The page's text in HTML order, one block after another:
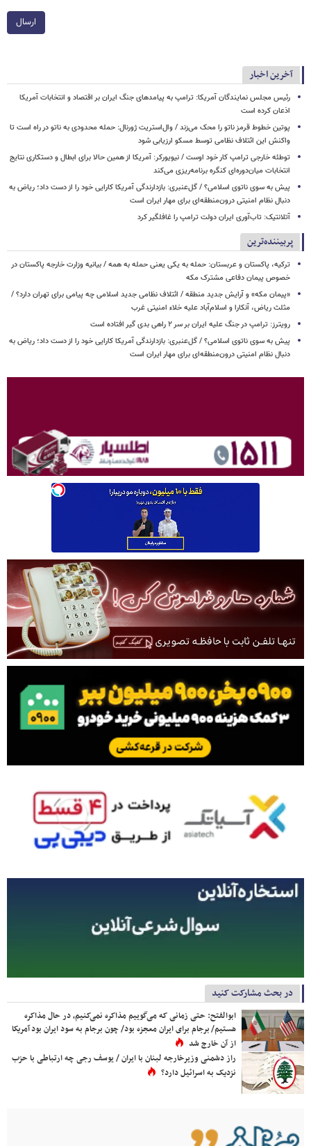
ارسال
آخرین اخبار
رئیس مجلس نمایندگان آمریکا: ترامپ به پیامدهای جنگ ایران بر اقتصاد و انتخابات آمریکا
اذعان کرده است
پوتین خطوط قرمز ناتو را محک می‌زند / وال‌استریت ژورنال: حمله محدودی به ناتو در راه است تا
واکنش این ائتلاف نظامی توسط مسکو ارزیابی شود
توطئه خارجی ترامپ کار خود اوست / نیویورکر: آمریکا از همین حالا برای ابطال و دستکاری نتایج
انتخابات میان‌دوره‌ای کنگره برنامه‌ریزی می‌کند
پیش به سوی ناتوی اسلامی؟ / گل‌عنبری: بازدارندگی آمریکا کارایی خود را از دست داد؛ ریاض به
دنبال نظام امنیتی درون‌منطقه‌ای برای مهار ایران است
آتلانتیک: تاب‌آوری ایران دولت ترامپ را غافلگیر کرد
پربیننده‌ترین
ترکیه، پاکستان و عربستان: حمله به یکی یعنی حمله به همه / بیانیه وزارت خارجه پاکستان در
خصوص پیمان دفاعی مشترک مکه
«پیمان مکه» و آرایش جدید منطقه / ائتلاف نظامی جدید اسلامی چه پیامی برای تهران دارد؟ /
مثلث ریاض، آنکارا و اسلام‌آباد علیه خلاء امنیتی غرب
رویترز: ترامپ در جنگ علیه ایران بر سر ۲ راهی بدی گیر افتاده است
پیش به سوی ناتوی اسلامی؟ / گل‌عنبری: بازدارندگی آمریکا کارایی خود را از دست داد؛ ریاض به
دنبال نظام امنیتی درون‌منطقه‌ای برای مهار ایران است
در بحث مشارکت کنید
ابوالفتح: حتی زمانی که می‌گوییم مذاکره نمی‌کنیم، در حال مذاکره
هستیم/ برجام برای ایران معجزه بود/ چون برجام به سود ایران بود آمریکا
از آن خارج شد
راز دشمنی وزیرخارجه لبنان با ایران / یوسف رجی چه ارتباطی با حزب
نزدیک به اسرائیل دارد؟